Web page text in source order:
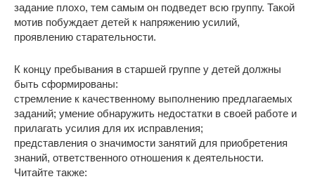
задание плохо, тем самым он подведет всю группу. Такой
мотив побуждает детей к напряжению усилий,
проявлению старательности.
К концу пребывания в старшей группе у детей должны
быть сформированы:
стремление к качественному выполнению предлагаемых
заданий; умение обнаружить недостатки в своей работе и
прилагать усилия для их исправления;
представления о значимости занятий для приобретения
знаний, ответственного отношения к деятельности.
Читайте также: